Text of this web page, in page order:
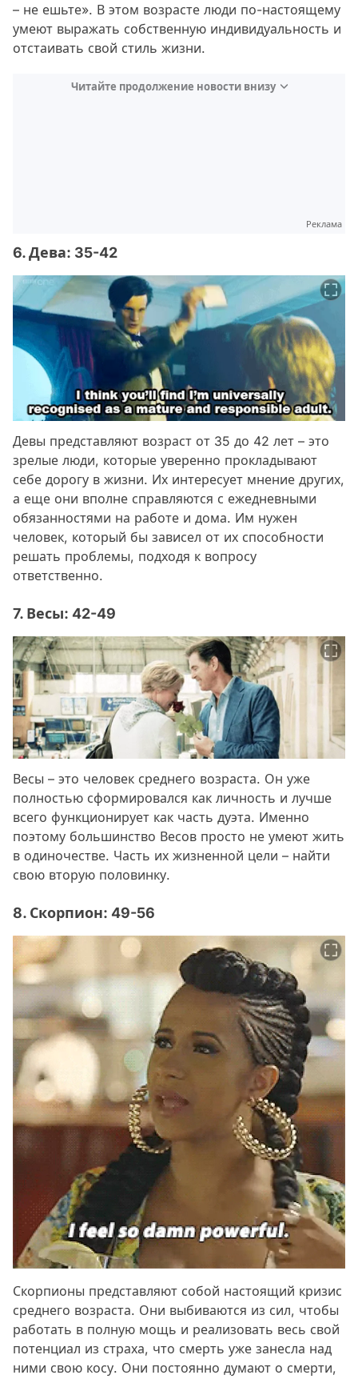
– не ешьте». В этом возрасте люди по-настоящему
умеют выражать собственную индивидуальность и
отстаивать свой стиль жизни.
Читайте продолжение новости внизу
Реклама
6. Дева: 35-42
Девы представляют возраст от 35 до 42 лет – это
зрелые люди, которые уверенно прокладывают
себе дорогу в жизни. Их интересует мнение других,
а еще они вполне справляются с ежедневными
обязанностями на работе и дома. Им нужен
человек, который бы зависел от их способности
решать проблемы, подходя к вопросу
ответственно.
7. Весы: 42-49
Весы – это человек среднего возраста. Он уже
полностью сформировался как личность и лучше
всего функционирует как часть дуэта. Именно
поэтому большинство Весов просто не умеют жить
в одиночестве. Часть их жизненной цели – найти
свою вторую половинку.
8. Скорпион: 49-56
Скорпионы представляют собой настоящий кризис
среднего возраста. Они выбиваются из сил, чтобы
работать в полную мощь и реализовать весь свой
потенциал из страха, что смерть уже занесла над
ними свою косу. Они постоянно думают о смерти,